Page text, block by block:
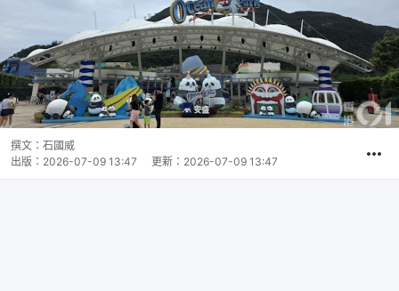
撰文： 石國威
出版： 2026-07-09 13:47 更新： 2026-07-09 13:47